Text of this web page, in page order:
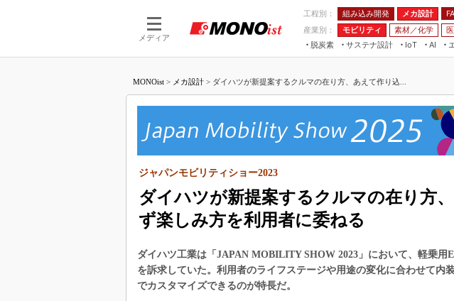
メディア
工程別： 組み込み開発 メカ設計 FA
産業別：
モビリティ 素材／化学
脱炭素
サステナ設計
IoT
つながる工場
つながるサービス
AI
AI×設備保全
Physical AI
JIMTOF
組込み/エッジ コ
展＆IoT/5Gソリュ
IIFES
国際ロボット展
TECHNO-
EdgeTech+
5G
VR／AR
フィー
組み込み
車載ソフ
MONOist > メカ設計 > ダイハツが新提案するクルマの在り方、あえて作り込...
ダイハツが新提案するクルマの在り方
ず楽しみ方を利用者に委ねる
ジャパンモビリティショー2023
ダイハツ工業は「JAPAN MOBILITY SHOW 2023」において、軽乗用
を訴求していた。利用者のライフステージや用途の変化に合わせて内
でカスタマイズできるのが特長だ。